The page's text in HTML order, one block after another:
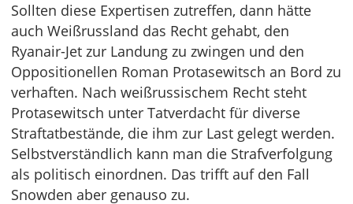
Sollten diese Expertisen zutreffen, dann hätte
auch Weißrussland das Recht gehabt, den
Ryanair-Jet zur Landung zu zwingen und den
Oppositionellen Roman Protasewitsch an Bord zu
verhaften. Nach weißrussischem Recht steht
Protasewitsch unter Tatverdacht für diverse
Straftatbestände, die ihm zur Last gelegt werden.
Selbstverständlich kann man die Strafverfolgung
als politisch einordnen. Das trifft auf den Fall
Snowden aber genauso zu.